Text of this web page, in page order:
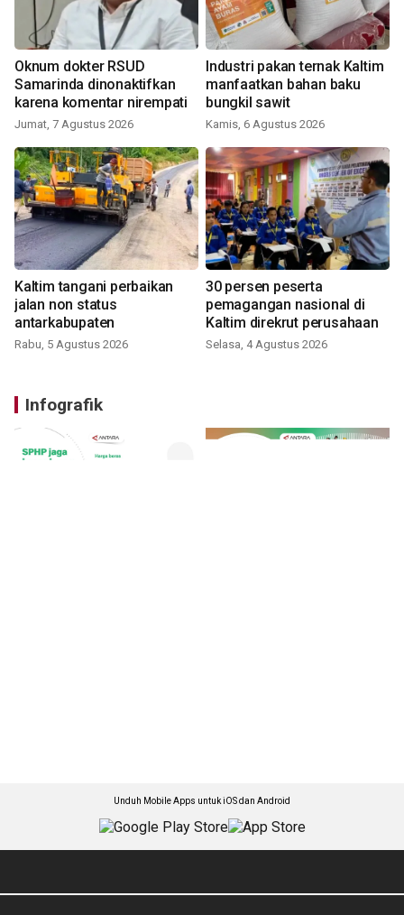
Oknum dokter RSUD
Samarinda dinonaktifkan
karena komentar nirempati
Jumat, 7 Agustus 2026
Industri pakan ternak Kaltim
manfaatkan bahan baku
bungkil sawit
Kamis, 6 Agustus 2026
Kaltim tangani perbaikan
jalan non status
antarkabupaten
Rabu, 5 Agustus 2026
30 persen peserta
pemagangan nasional di
Kaltim direkrut perusahaan
Selasa, 4 Agustus 2026
Infografik
Unduh Mobile Apps untuk iOS dan Android